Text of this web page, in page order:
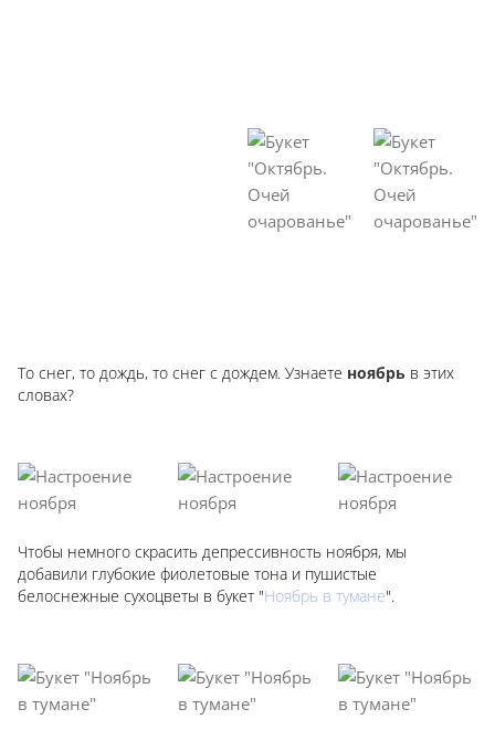
То снег, то дождь, то снег с дождем. Узнаете ноябрь в этих
словах?
Чтобы немного скрасить депрессивность ноября, мы
добавили глубокие фиолетовые тона и пушистые
белоснежные сухоцветы в букет "Ноябрь в тумане".